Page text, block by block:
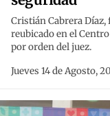
Cristián Cabrera
reubicado en el
por orden del juez.
Jueves 14 de Agosto,